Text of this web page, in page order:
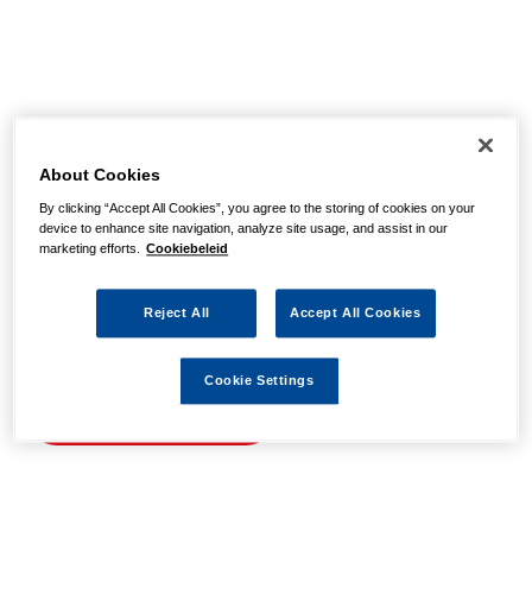
pagina niet kunnen
vinden
Wellicht zit er een spel- of typfout in de URL of is de
actie waarnaar u zocht al verlopen. We hopen u weer op
About Cookies
By clicking “Accept All Cookies”, you agree to the storing of cookies on your
device to enhance site navigation, analyze site usage, and assist in our
marketing efforts. Cookiebeleid
Reject All Accept All Cookies
Cookie Settings